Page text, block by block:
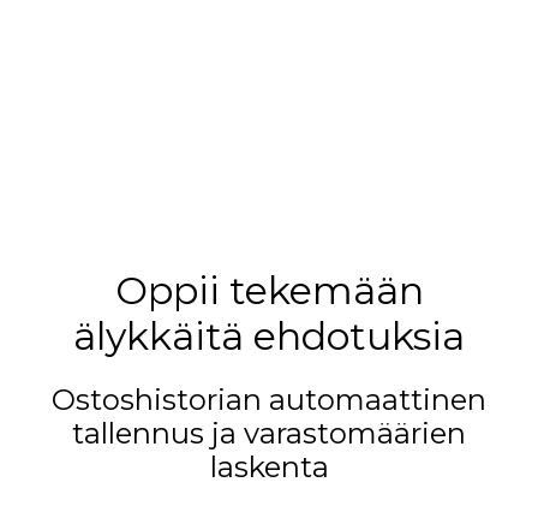
Oppii tekemään
älykkäitä ehdotuksia
Ostoshistorian automaattinen
tallennus ja varastomäärien
laskenta